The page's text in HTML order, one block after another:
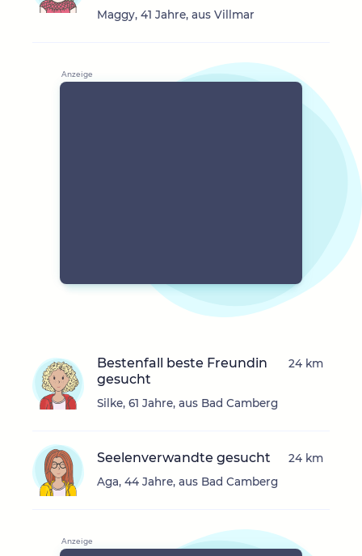
Maggy, 41 Jahre, aus Villmar
Bestenfall beste Freundin
gesucht
Silke, 61 Jahre, aus Bad Camberg
24 km
Seelenverwandte gesucht
Aga, 44 Jahre, aus Bad Camberg
24 km